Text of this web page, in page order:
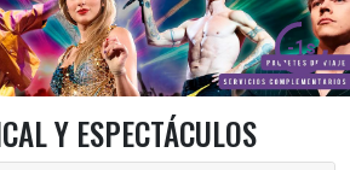
-3s
Y ESPECTÁCULOS